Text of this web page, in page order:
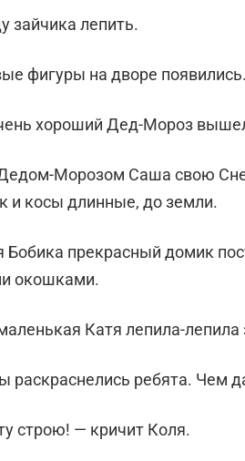
зайчика лепить.
фигуры на дворе появились.
хороший Дед-Мороз
Морозом Саша свою
и косы длинные, до земли.
прекрасный домик
окошками.
Катя лепила-лепила
раскраснелись ребята. Чем
строю! — кричит Коля.